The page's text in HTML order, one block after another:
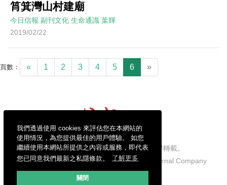
我們透過使用 cookies 來評估您在本網站的
使用情況，為您提供最佳的用戶體驗。 如您
繼續使用本網站所提供之內容或服務，即代表
您已同意我們最新之私隱條款。
了解更多
關閉
筲箕灣山村建廟
今日信報 副刊文化 生命通識 葉輝
2019/02/22
頁數： « 1 2 3 4 5 6 »
信報財經新聞有限公司版權所有，不得轉載。
Copyright © 2026 Hong Kong Economic Journal Company
Limited. All rights reserved.